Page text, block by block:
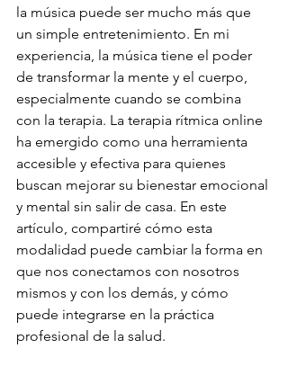
la música puede ser mucho más que
un simple entretenimiento. En mi
experiencia, la música tiene el poder
de transformar la mente y el cuerpo,
especialmente cuando se combina
con la terapia. La terapia rítmica online
ha emergido como una herramienta
accesible y efectiva para quienes
buscan mejorar su bienestar emocional
y mental sin salir de casa. En este
artículo, compartiré cómo esta
modalidad puede cambiar la forma en
que nos conectamos con nosotros
mismos y con los demás, y cómo
puede integrarse en la práctica
profesional de la salud.